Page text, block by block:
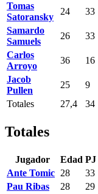
Tomas
Satoransky
24 33
Samardo
Samuels
26 33
Carlos
Arroyo
36 16
Jacob
Pullen
25 9
Totales
27,4 34
Totales
Jugador Edad PJ
Ante Tomic 28 33
Pau Ribas
28 29